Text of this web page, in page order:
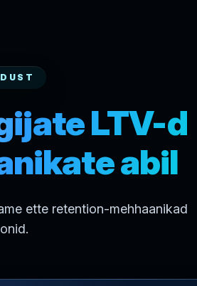
LTV-d
abil
ette retention-mehhaanikad